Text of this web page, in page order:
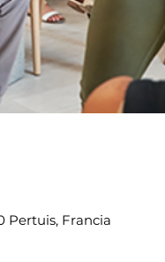
Pertuis, Francia